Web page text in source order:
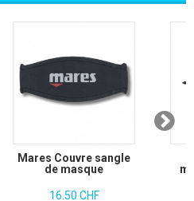
Mares Couvre sangle
de masque
16.50 CHF